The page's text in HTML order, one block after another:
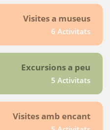
Visites a museus
6 Activitats
Excursions a peu
5 Activitats
Visites amb encant